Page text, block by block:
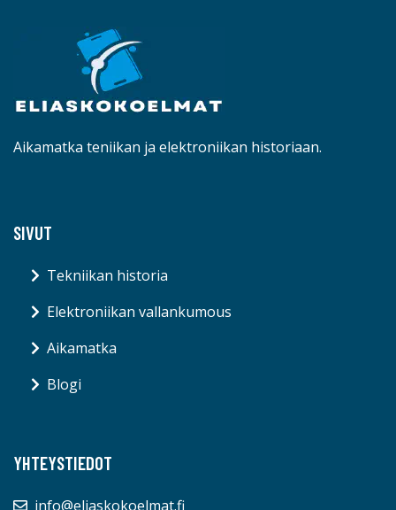
Aikamatka teniikan ja elektroniikan historiaan.
SIVUT
Tekniikan historia
Elektroniikan vallankumous
Aikamatka
Blogi
YHTEYSTIEDOT
info@eliaskokoelmat.fi